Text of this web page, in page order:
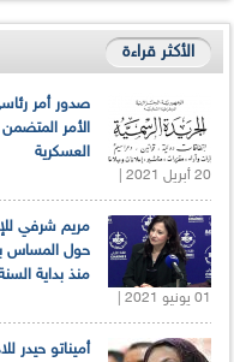
الأكثر قراءة
صدور أمر
الأمر
العسكرية
20 أبريل 2021 |
حول المساس
منذ بداية
01 يونيو 2021 |
أميناتو حيدر